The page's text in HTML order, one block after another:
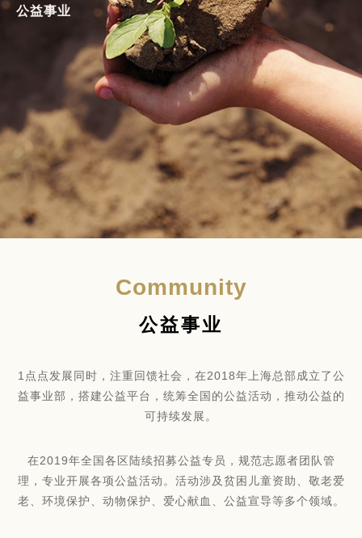
公益事业
Community
公益事业
1点点发展同时，注重回馈社会，在2018年上海总部成立了公
益事业部，搭建公益平台，统筹全国的公益活动，推动公益的
可持续发展。
在2019年全国各区陆续招募公益专员，规范志愿者团队管
理，专业开展各项公益活动。活动涉及贫困儿童资助、敬老爱
老、环境保护、动物保护、爱心献血、公益宣导等多个领域。